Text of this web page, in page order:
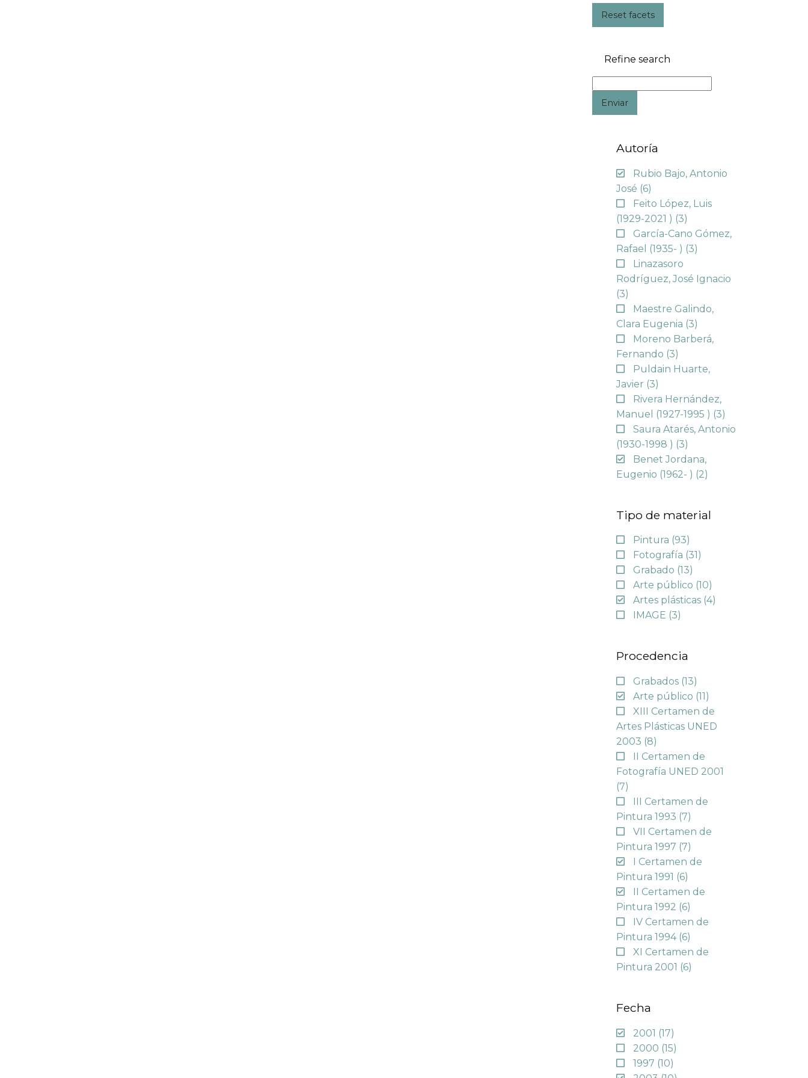
Reset facets
Refine search
Enviar
Autoría
Rubio Bajo, Antonio
José (6)
Feito López, Luis
(1929-2021 ) (3)
García-Cano Gómez,
Rafael (1935- ) (3)
Linazasoro
Rodríguez, José Ignacio
(3)
Maestre Galindo,
Clara Eugenia (3)
Moreno Barberá,
Fernando (3)
Puldain Huarte,
Javier (3)
Rivera Hernández,
Manuel (1927-1995 ) (3)
Saura Atarés, Antonio
(1930-1998 ) (3)
Benet Jordana,
Eugenio (1962- ) (2)
Tipo de material
Pintura (93)
Fotografía (31)
Grabado (13)
Arte público (10)
Artes plásticas (4)
IMAGE (3)
Procedencia
Grabados (13)
Arte público (11)
XIII Certamen de
Artes Plásticas UNED
2003 (8)
II Certamen de
Fotografía UNED 2001
(7)
III Certamen de
Pintura 1993 (7)
VII Certamen de
Pintura 1997 (7)
I Certamen de
Pintura 1991 (6)
II Certamen de
Pintura 1992 (6)
IV Certamen de
Pintura 1994 (6)
XI Certamen de
Pintura 2001 (6)
Fecha
2001 (17)
2000 (15)
1997 (10)